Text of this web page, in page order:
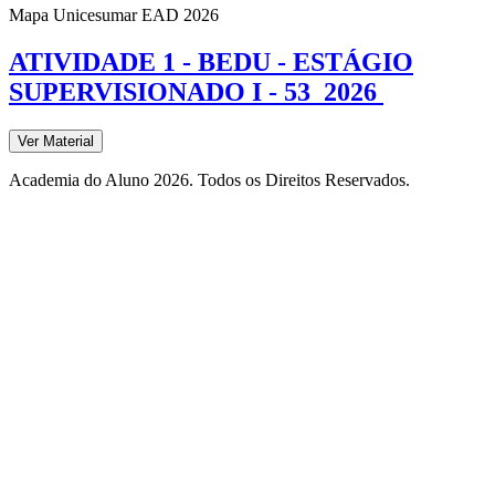
Mapa Unicesumar EAD 2026
ATIVIDADE 1 - BEDU - ESTÁGIO
SUPERVISIONADO I - 53_2026
Ver Material
Academia do Aluno 2026. Todos os Direitos Reservados.